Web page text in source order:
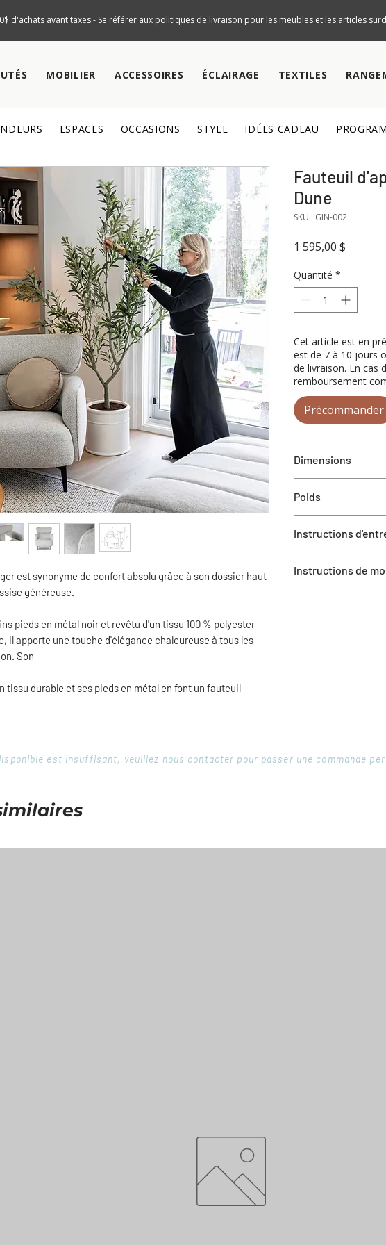
d'achats avant taxes - Se référer aux politiquesde livraison pour les meubles et les articles
MOBILIER ACCESSOIRES ÉCLAIRAGE TEXTILES
ESPACES OCCASIONS STYLE IDÉES CADEAU
est synonyme de confort absolu grâce à son dossier haut
généreuse.
pieds en métal noir et revêtu d'un tissu 100 % polyester
il apporte une touche d'élégance chaleureuse à tous les
Son
tissu durable et ses pieds en métal en font un fauteuil
Fauteuil
Dune
SKU : GIN-002
1 595,00 $
Quantité *
Cet article est en
est de 7 à 10 jours
de livraison. En cas
remboursement
Précommander
Dimensions
Poids
Instructions
un chiffon
Instructions de
est insuffisant, veuillez nous contacter pour passer une commande